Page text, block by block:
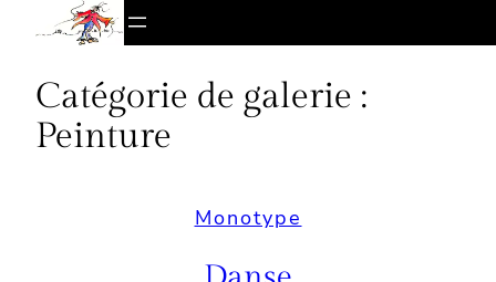
contenu
Catégorie de galerie :
Peinture
Monotype